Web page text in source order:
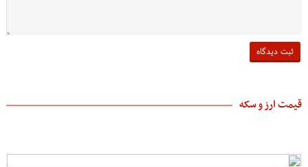
قیمت ارز و سکه